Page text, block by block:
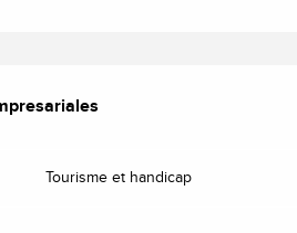
de
Tourisme et handicap